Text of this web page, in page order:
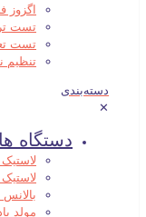
اگزوز
تست
تست
تنظیم
دسته‌بندی
✕
دستگاه
مولد